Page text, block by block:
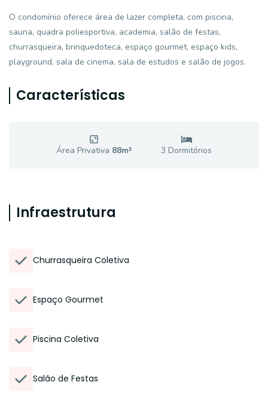
O condomínio oferece área de lazer completa, com piscina,
sauna, quadra poliesportiva, academia, salão de festas,
churrasqueira, brinquedoteca, espaço gourmet, espaço kids,
playground, sala de cinema, sala de estudos e salão de jogos.
Características
Área Privativa 88m² 3 Dormitórios
Infraestrutura
Churrasqueira Coletiva
Espaço Gourmet
Piscina Coletiva
Salão de Festas